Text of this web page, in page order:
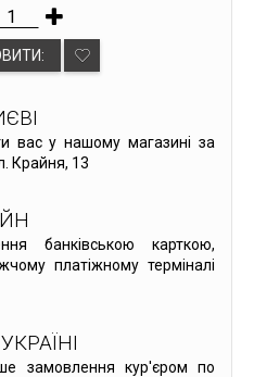
вас у нашому магазині за
Крайня, 13
банківською карткою,
платіжному терміналі
замовлення кур'єром по